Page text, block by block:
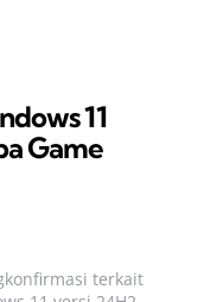
11
Game
terkait